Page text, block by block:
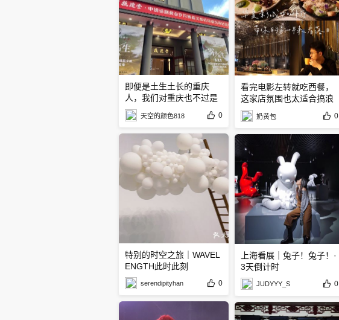
即便是土生土长的重庆
人，我们对重庆也不过是
雾里看花
天空的颜色818 0
特别的时空之旅｜WAVEL
ENGTH此时此刻
serendipityhan 0
看完电影左转就吃西餐，
这家店氛围也太适合搞浪
漫了！
奶黄包 0
上海看展｜兔子！兔子！·
3天倒计时
JUDYYY_S 0